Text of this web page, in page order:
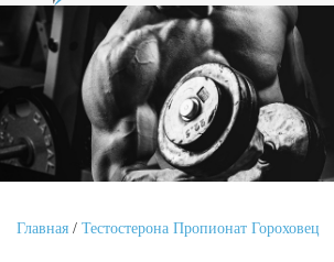
Главная / Тестостерона Пропионат Гороховец